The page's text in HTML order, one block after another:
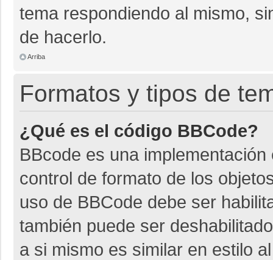
tema respondiendo al mismo,
de hacerlo.
Arriba
Formatos y tipos de
¿Qué es el código BBCode?
BBcode es una
control de formato de los
uso de BBCode debe ser
también puede ser
a si mismo es similar en estilo